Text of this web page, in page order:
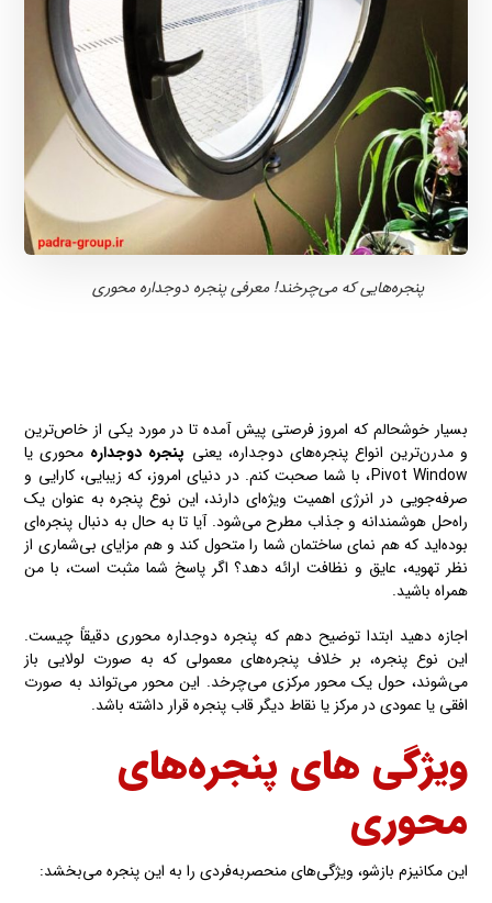
پنجره‌هایی که می‌چرخند! معرفی پنجره دوجداره محوری
بسیار خوشحالم که امروز فرصتی پیش آمده‌ تا در مورد یکی از خاص‌ترین
و مدرن‌ترین انواع پنجره‌های دوجداره، یعنی پنجره دوجداره محوری یا
Pivot Window، با شما صحبت کنم. در دنیای امروز، که زیبایی، کارایی و
صرفه‌جویی در انرژی اهمیت ویژه‌ای دارند، این نوع پنجره به عنوان یک
راه‌حل هوشمندانه و جذاب مطرح می‌شود. آیا تا به حال به دنبال پنجره‌ای
بوده‌اید که هم نمای ساختمان شما را متحول کند و هم مزایای بی‌شماری از
نظر تهویه، عایق و نظافت ارائه دهد؟ اگر پاسخ شما مثبت است، با من
همراه باشید.
اجازه دهید ابتدا توضیح دهم که پنجره دوجداره محوری دقیقاً چیست.
این نوع پنجره، بر خلاف پنجره‌های معمولی که به صورت لولایی باز
می‌شوند، حول یک محور مرکزی می‌چرخد. این محور می‌تواند به صورت
افقی یا عمودی در مرکز یا نقاط دیگر قاب پنجره قرار داشته باشد.
ویژگی های پنجره‌های
محوری
این مکانیزم بازشو، ویژگی‌های منحصربه‌فردی را به این پنجره می‌بخشد: